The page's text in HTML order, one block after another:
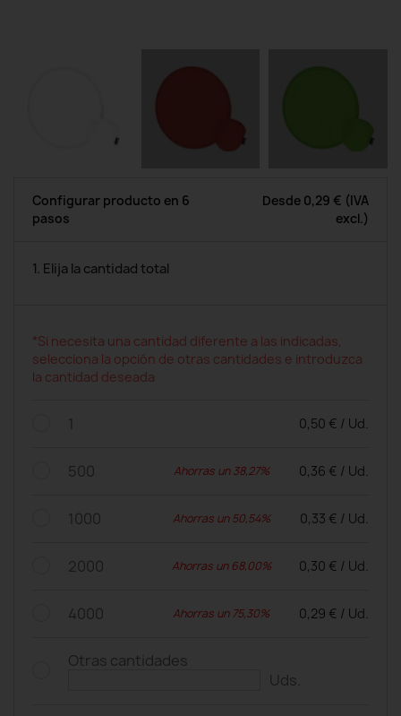
Configurar producto en 6
pasos
Desde 0,29 € (IVA
excl.)
1. Elija la cantidad total
*Si necesita una cantidad diferente a las indicadas,
selecciona la opción de otras cantidades e introduzca
la cantidad deseada
1 0,50 € / Ud.
500 Ahorras un 38,27% 0,36 € / Ud.
1000 Ahorras un 50,54% 0,33 € / Ud.
2000 Ahorras un 68,00% 0,30 € / Ud.
4000 Ahorras un 75,30% 0,29 € / Ud.
Otras cantidades
Uds.